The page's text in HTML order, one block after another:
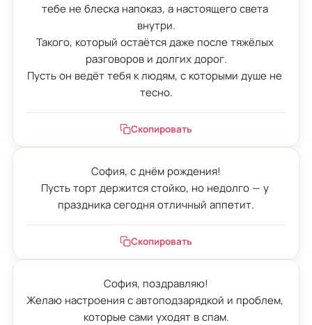
тебе не блеска напоказ, а настоящего света
внутри.
Такого, который остаётся даже после тяжёлых
разговоров и долгих дорог.
Пусть он ведёт тебя к людям, с которыми душе не
тесно.
Скопировать
София, с днём рождения!
Пусть торт держится стойко, но недолго — у
праздника сегодня отличный аппетит.
Скопировать
София, поздравляю!
Желаю настроения с автоподзарядкой и проблем,
которые сами уходят в спам.